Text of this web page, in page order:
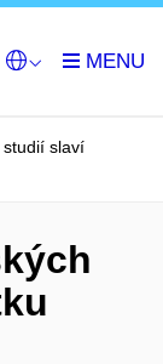
studií slaví